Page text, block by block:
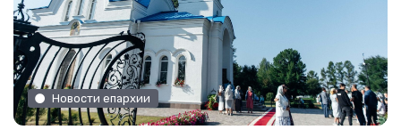
Новости епархии